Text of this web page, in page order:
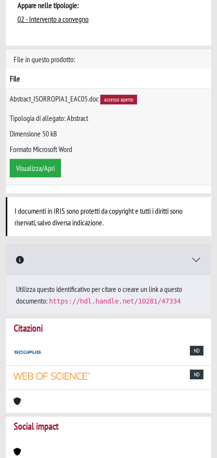
Appare nelle tipologie:
02 - Intervento a convegno
File in questo prodotto:
File
Abstract_ISORROPIA1_EAC05.doc accesso aperto
Tipologia di allegato: Abstract
Dimensione 50 kB
Formato Microsoft Word
Visualizza/Apri
I documenti in IRIS sono protetti da copyright e tutti i diritti sono
riservati, salvo diversa indicazione.
Utilizza questo identificativo per citare o creare un link a questo
documento: https://hdl.handle.net/10281/47334
Citazioni
ND
ND
Social impact